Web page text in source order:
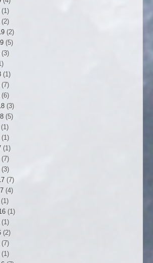
(1)
(2)
(2)
(5)
(3)
(1)
(7)
(6)
(3)
(5)
(1)
(1)
(1)
(7)
(3)
(7)
(4)
(1)
(1)
(1)
(2)
(7)
(1)